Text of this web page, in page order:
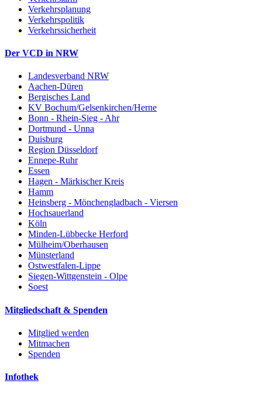
Verkehrsplanung
Verkehrspolitik
Verkehrssicherheit
Der VCD in NRW
Landesverband NRW
Aachen-Düren
Bergisches Land
KV Bochum/Gelsenkirchen/Herne
Bonn - Rhein-Sieg - Ahr
Dortmund - Unna
Duisburg
Region Düsseldorf
Ennepe-Ruhr
Essen
Hagen - Märkischer Kreis
Hamm
Heinsberg - Mönchengladbach - Viersen
Hochsauerland
Köln
Minden-Lübbecke Herford
Mülheim/Oberhausen
Münsterland
Ostwestfalen-Lippe
Siegen-Wittgenstein - Olpe
Soest
Mitgliedschaft & Spenden
Mitglied werden
Mitmachen
Spenden
Infothek